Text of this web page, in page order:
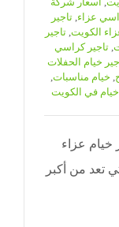
عزاء,تاجير
الكويت,تاجير
,تاجير كراسي
خيام الحفلات
, خيام مناسبات,
خيام في الكويت
خيام عزاء
تعد من أكبر